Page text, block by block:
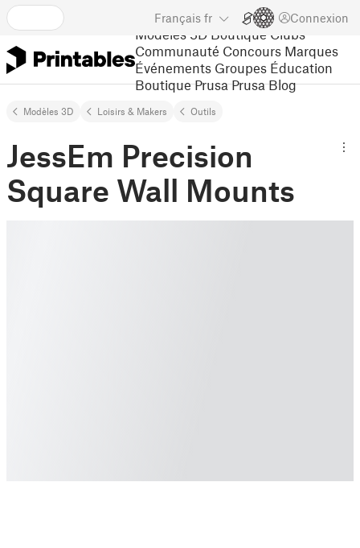
Français fr Connexion
Modèles 3D Boutique Clubs
Communauté Concours Marques
Événements Groupes Éducation
Boutique Prusa Prusa Blog
Modèles 3D Loisirs & Makers Outils
JessEm Precision
Square Wall Mounts